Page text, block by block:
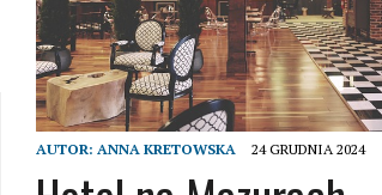
AUTOR: ANNA KRETOWSKA 24 GRUDNIA 2024